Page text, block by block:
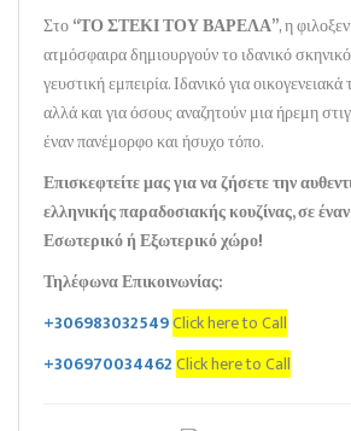
Στο“ΤΟ ΣΤΕΚΙ ΤΟΥ ΒΑΡΕΛΑ”, η
ατμόσφαιρα δημιουργούν το ιδανικό
γευστική εμπειρία. Ιδανικό για οικογενειακά
αλλά και για όσους αναζητούν μια ήρεμη
έναν πανέμορφο και ήσυχο τόπο.
Επισκεφτείτε μας για να ζήσετε την
ελληνικής παραδοσιακής κουζίνας, σε
Εσωτερικό ή Εξωτερικό χώρο!
Τηλέφωνα Επικοινωνίας:
+306983032549Click here to Call
+306970034462Click here to Call